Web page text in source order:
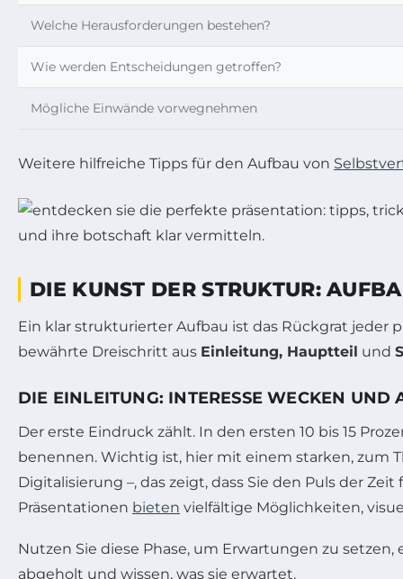
Welche Herausforderungen bestehen?
Wie werden Entscheidungen getroffen?
Mögliche Einwände vorwegnehmen
Weitere hilfreiche Tipps für den Aufbau von
DIE KUNST DER STRUKTUR:
Ein klar strukturierter Aufbau ist das Rückgrat jeder
bewährte Dreischritt aus Einleitung, Hauptteil und
DIE EINLEITUNG: INTERESSE WECKEN UND
Der erste Eindruck zählt. In den ersten 10 bis 15
benennen. Wichtig ist, hier mit einem starken, zum
Digitalisierung –, das zeigt, dass Sie den Puls der
Präsentationen bieten vielfältige Möglichkeiten,
Nutzen Sie diese Phase, um Erwartungen zu
abgeholt und wissen, was sie erwartet.